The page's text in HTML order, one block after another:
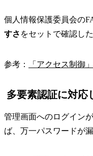
個人情報保護委員会の
すさ をセットで確認し
参考： 「アクセス制御
多要素認証に対応
管理画面へのログイン
ば、万一パスワードが